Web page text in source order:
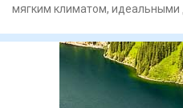
мягким климатом, идеальными